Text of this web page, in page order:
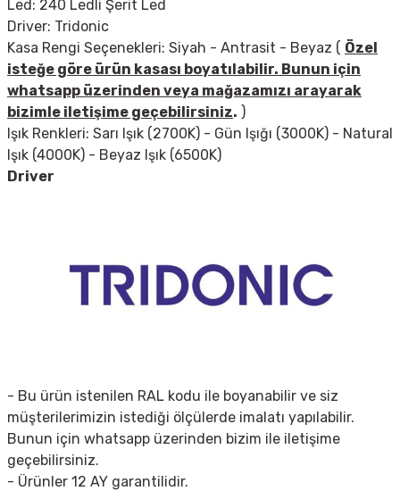
Led: 240 Ledli Şerit Led
Driver: Tridonic
Kasa Rengi Seçenekleri: Siyah - Antrasit - Beyaz ( Özel
isteğe göre ürün kasası boyatılabilir. Bunun için
whatsapp üzerinden veya mağazamızı arayarak
bizimle iletişime geçebilirsiniz. )
Işık Renkleri: Sarı Işık (2700K) - Gün Işığı (3000K) - Natural
Işık (4000K) - Beyaz Işık (6500K)
Driver
- Bu ürün istenilen RAL kodu ile boyanabilir ve siz
müşterilerimizin istediği ölçülerde imalatı yapılabilir.
Bunun için whatsapp üzerinden bizim ile iletişime
geçebilirsiniz.
- Ürünler 12 AY garantilidir.